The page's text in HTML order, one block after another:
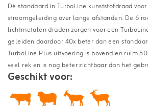
Dé standaard in TurboLine kunststofdraad
stroomgeleiding over lange afstanden. De 6
lichtmetalen draden zorgen voor een
geleiden daardoor 40x beter dan een
TurboLine Plus uitvoering is bovendien ruim
veel rek en is nog beter zichtbaar dan het
Geschikt voor: